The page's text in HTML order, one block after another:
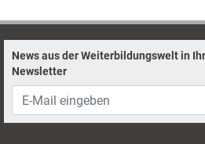
News aus der Weiterbildungswelt in
Newsletter